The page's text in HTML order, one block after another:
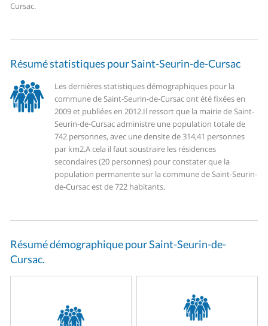
Cursac.
Résumé statistiques pour Saint-Seurin-de-Cursac
Les dernières statistiques démographiques pour la
commune de Saint-Seurin-de-Cursac ont été fixées en
2009 et publiées en 2012.Il ressort que la mairie de Saint-
Seurin-de-Cursac administre une population totale de
742 personnes, avec une densite de 314,41 personnes
par km2.A cela il faut soustraire les résidences
secondaires (20 personnes) pour constater que la
population permanente sur la commune de Saint-Seurin-
de-Cursac est de 722 habitants.
Résumé démographique pour Saint-Seurin-de-
Cursac.